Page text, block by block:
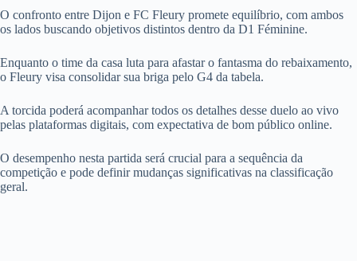
O confronto entre Dijon e FC Fleury promete equilíbrio, com ambos
os lados buscando objetivos distintos dentro da D1 Féminine.
Enquanto o time da casa luta para afastar o fantasma do rebaixamento,
o Fleury visa consolidar sua briga pelo G4 da tabela.
A torcida poderá acompanhar todos os detalhes desse duelo ao vivo
pelas plataformas digitais, com expectativa de bom público online.
O desempenho nesta partida será crucial para a sequência da
competição e pode definir mudanças significativas na classificação
geral.